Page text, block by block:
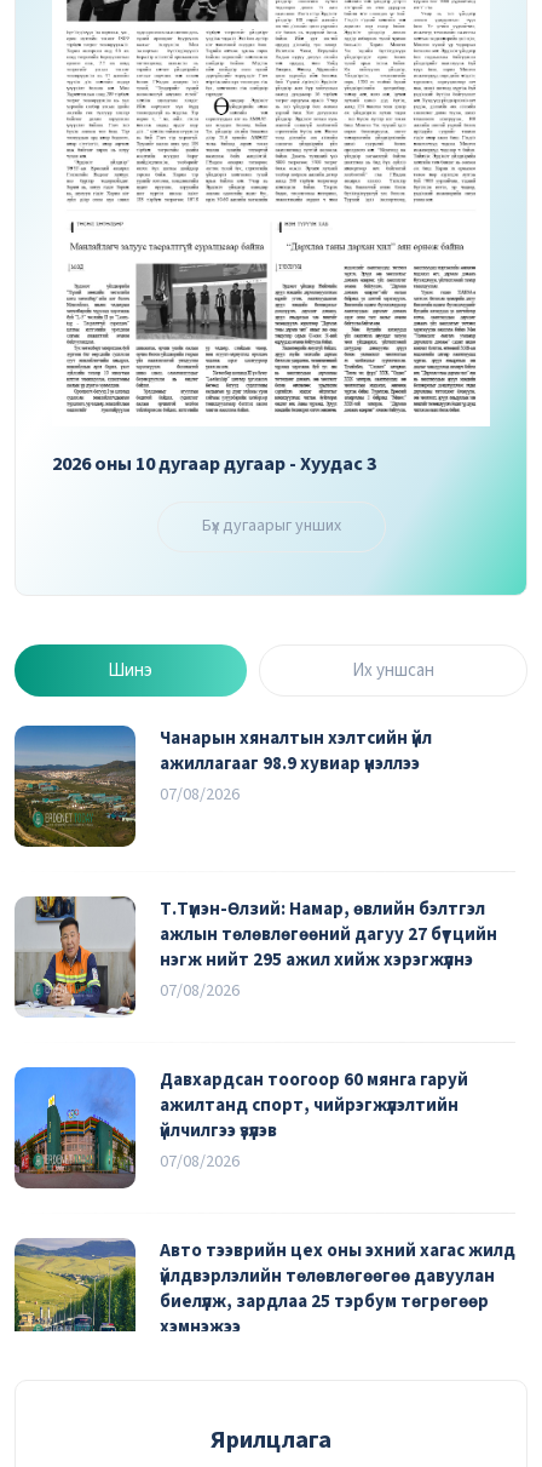
2026 оны 10 дугаар дугаар - Хуудас 3
Бүх дугаарыг унших
Шинэ Их уншсан
Чанарын хяналтын хэлтсийн үйл
ажиллагааг 98.9 хувиар үнэллээ
07/08/2026
Т.Түмэн-Өлзий: Намар, өвлийн бэлтгэл
ажлын төлөвлөгөөний дагуу 27 бүтцийн
нэгж нийт 295 ажил хийж хэрэгжүүлнэ
07/08/2026
Давхардсан тоогоор 60 мянга гаруй
ажилтанд спорт, чийрэгжүүлэлтийн
үйлчилгээ үзүүлэв
07/08/2026
Авто тээврийн цех оны эхний хагас жилд
үйлдвэрлэлийн төлөвлөгөөгөө давуулан
биелүүлж, зардлаа 25 тэрбум төгрөгөөр
хэмнэжээ
Эрүүл мэндийн урьдчилан сэргийлэх үзлэгт
2290 ажилтан хамрагдаад байна
Ярилцлага